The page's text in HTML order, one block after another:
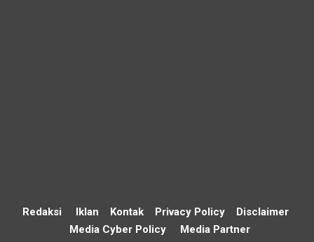
Redaksi Iklan Kontak Privacy Policy
Disclaimer
Media Cyber Policy
Media Partner